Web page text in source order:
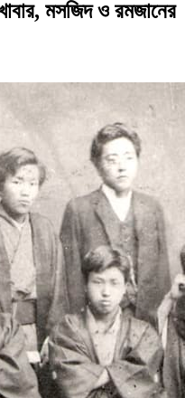
মসজিদ ও রমজানের